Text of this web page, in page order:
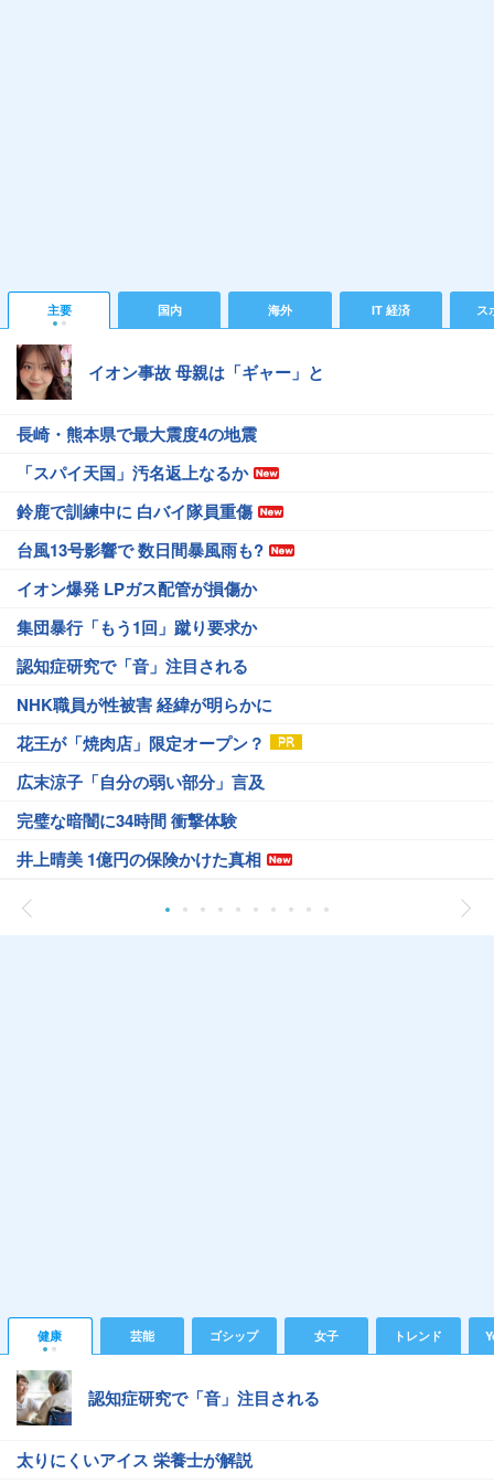
主要 国内 海外 IT 経済 ス
イオン事故 母親は「ギャー」と
長崎・熊本県で最大震度4の地震
「スパイ天国」汚名返上なるか
鈴鹿で訓練中に 白バイ隊員重傷
台風13号影響で 数日間暴風雨も?
イオン爆発 LPガス配管が損傷か
集団暴行「もう1回」蹴り要求か
認知症研究で「音」注目される
NHK職員が性被害 経緯が明らかに
花王が「焼肉店」限定オープン？
広末涼子「自分の弱い部分」言及
完璧な暗闇に34時間 衝撃体験
井上晴美 1億円の保険かけた真相
健康 芸能 ゴシップ 女子 トレンド
認知症研究で「音」注目される
太りにくいアイス 栄養士が解説